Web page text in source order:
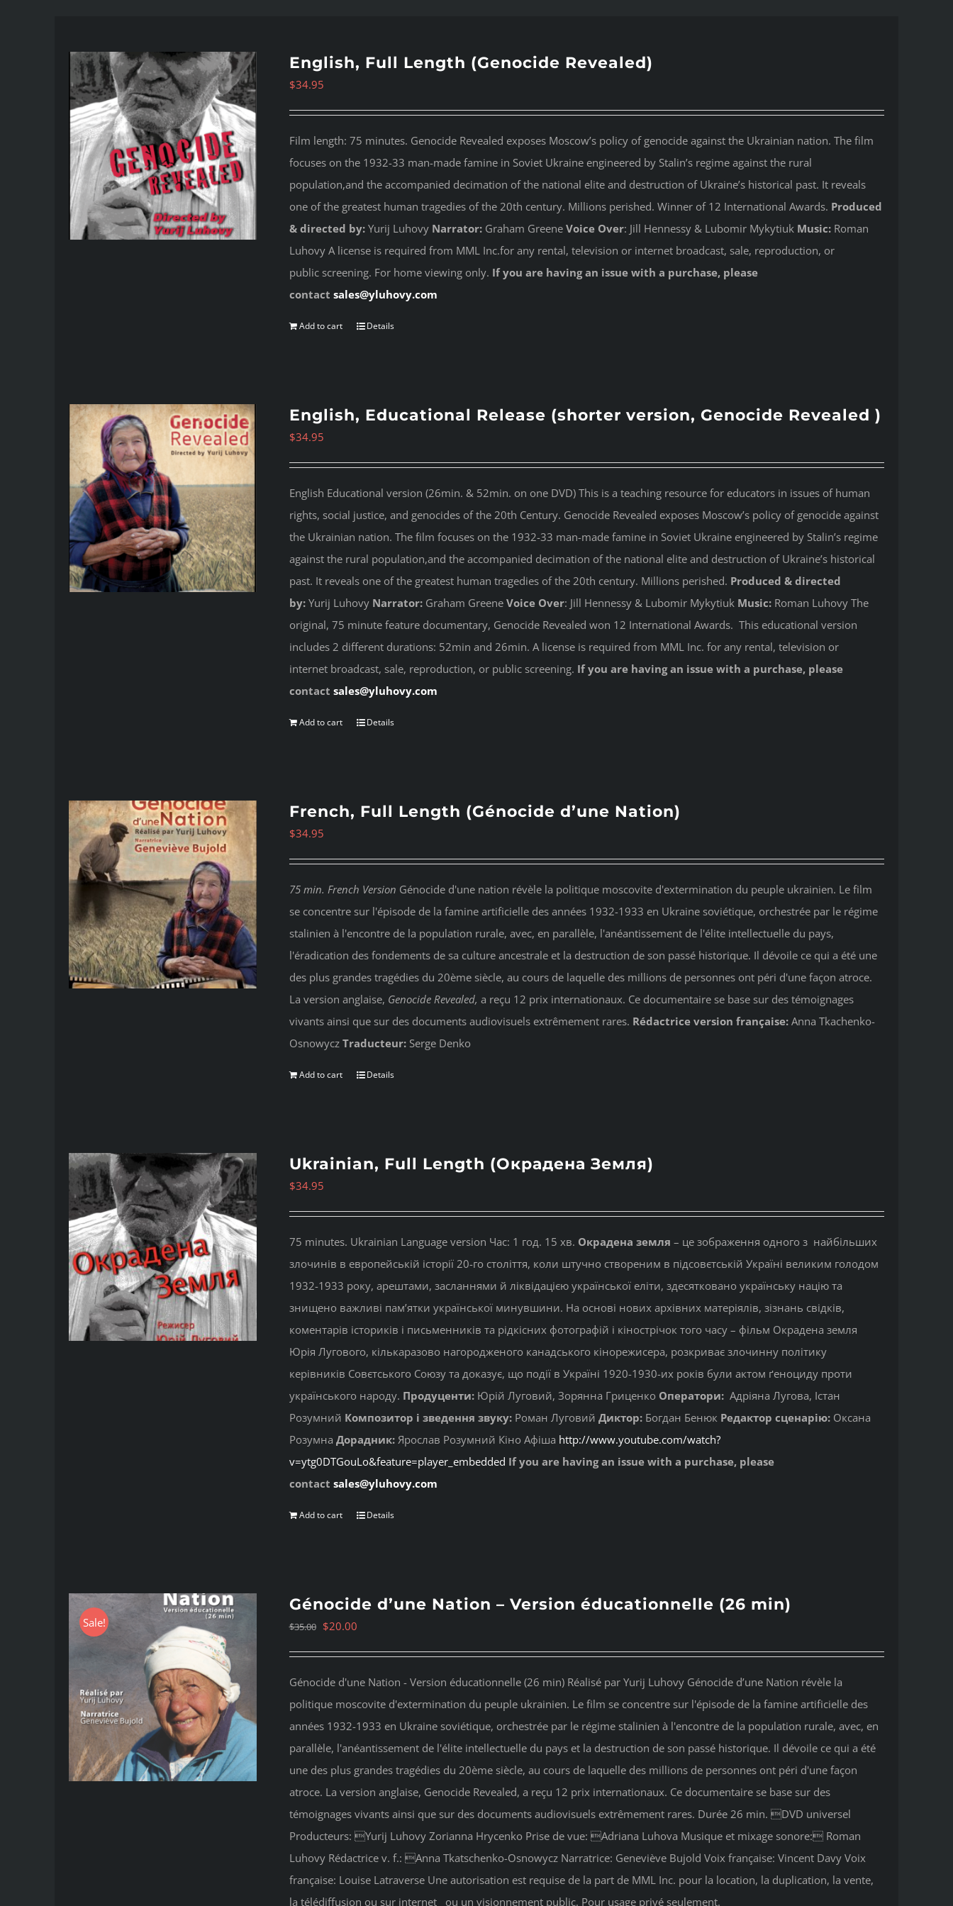
English, Full Length (Genocide Revealed)
$34.95
Film length: 75 minutes. Genocide Revealed exposes Moscow’s policy of genocide against the Ukrainian nation. The film
focuses on the 1932-33 man-made famine in Soviet Ukraine engineered by Stalin’s regime against the rural
population,and the accompanied decimation of the national elite and destruction of Ukraine’s historical past. It reveals
one of the greatest human tragedies of the 20th century. Millions perished. Winner of 12 International Awards. Produced
& directed by:Yurij Luhovy Narrator:Graham Greene Voice Over: Jill Hennessy & Lubomir Mykytiuk Music:Roman
Luhovy A license is required from MML Inc.for any rental, television or internet broadcast, sale, reproduction, or
public screening. For home viewing only. If you are having an issue with a purchase, please
contact sales@yluhovy.com
Add to cart Details
English, Educational Release (shorter version, Genocide Revealed )
$34.95
English Educational version (26min. & 52min. on one DVD) This is a teaching resource for educators in issues of human
rights, social justice, and genocides of the 20th Century. Genocide Revealed exposes Moscow’s policy of genocide against
the Ukrainian nation. The film focuses on the 1932-33 man-made famine in Soviet Ukraine engineered by Stalin’s regime
against the rural population,and the accompanied decimation of the national elite and destruction of Ukraine’s historical
past. It reveals one of the greatest human tragedies of the 20th century. Millions perished. Produced & directed
by:Yurij Luhovy Narrator:Graham Greene Voice Over: Jill Hennessy & Lubomir Mykytiuk Music:Roman Luhovy The
original, 75 minute feature documentary, Genocide Revealed won 12 International Awards. This educational version
includes 2 different durations: 52min and 26min. A license is required from MML Inc. for any rental, television or
internet broadcast, sale, reproduction, or public screening. If you are having an issue with a purchase, please
contact sales@yluhovy.com
Add to cart Details
French, Full Length (Génocide d’une Nation)
$34.95
75 min. French Version Génocide d'une nation révèle la politique moscovite d'extermination du peuple ukrainien. Le film
se concentre sur l'épisode de la famine artificielle des années 1932-1933 en Ukraine soviétique, orchestrée par le régime
stalinien à l'encontre de la population rurale, avec, en parallèle, l'anéantissement de l'élite intellectuelle du pays,
l'éradication des fondements de sa culture ancestrale et la destruction de son passé historique. Il dévoile ce qui a été une
des plus grandes tragédies du 20ème siècle, au cours de laquelle des millions de personnes ont péri d'une façon atroce.
La version anglaise, Genocide Revealed, a reçu 12 prix internationaux. Ce documentaire se base sur des témoignages
vivants ainsi que sur des documents audiovisuels extrêmement rares. Rédactrice version française:Anna Tkachenko-
Osnowycz Traducteur:Serge Denko
Add to cart Details
Ukrainian, Full Length (Окрадена Земля)
$34.95
75 minutes. Ukrainian Language version Час: 1 год. 15 хв. Окрадена земля – це зображення одного з найбільших
злочинів в европейській історії 20-го століття, коли штучно створеним в підсовєтській Україні великим голодом
1932-1933 року, арештами, засланнями й ліквідацією української еліти, здесятковано українську націю та
знищено важливі пам’ятки української минувшини. На основі нових архівних матеріялів, зізнань свідків,
коментарів істориків і письменників та рідкісних фотографій і кінострічок того часу – фільм Окрадена земля
Юрія Лугового, кількаразово нагородженого канадського кінорежисера, розкриває злочинну політику
керівників Совєтського Союзу та доказує, що події в Україні 1920-1930-их років були актом ґеноциду проти
українського народу. Продуценти:Юрій Луговий, Зорянна Гриценко Оператори: Адріяна Лугова, Істан
Розумний Композитор і зведення звуку:Роман Луговий Диктор:Богдан Бенюк Редактор сценарію:Оксана
Розумна Дорадник:Ярослав Розумний Кіно Афіша http://www.youtube.com/watch?
v=ytg0DTGouLo&feature=player_embedded If you are having an issue with a purchase, please
contact sales@yluhovy.com
Add to cart Details
Sale!
Génocide d’une Nation – Version éducationnelle (26 min)
$35.00 Original
$20.00Current
Génocide d'une Nation - Version éducationnelle (26 min) Réalisé par Yurij Luhovy Génocide d’une Nation révèle la
politique moscovite d'extermination du peuple ukrainien. Le film se concentre sur l'épisode de la famine artificielle des
années 1932-1933 en Ukraine soviétique, orchestrée par le régime stalinien à l'encontre de la population rurale, avec, en
parallèle, l'anéantissement de l'élite intellectuelle du pays et la destruction de son passé historique. Il dévoile ce qui a été
une des plus grandes tragédies du 20ème siècle, au cours de laquelle des millions de personnes ont péri d'une façon
atroce. La version anglaise, Genocide Revealed, a reçu 12 prix internationaux. Ce documentaire se base sur des
témoignages vivants ainsi que sur des documents audiovisuels extrêmement rares. Durée 26 min. DVD universel
Producteurs: Yurij Luhovy Zorianna Hrycenko Prise de vue: Adriana Luhova Musique et mixage sonore: Roman
Luhovy Rédactrice v. f.: Anna Tkatschenko-Osnowycz Narratrice: Geneviève Bujold Voix française: Vincent Davy Voix
française: Louise Latraverse Une autorisation est requise de la part de MML Inc. pour la location, la duplication, la vente,
la télédiffusion ou sur internet ou un visionnement public. Pour usage privé seulement.